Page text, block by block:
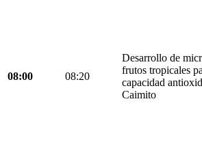
08:00 08:20
Desarrollo de
frutos tropicales
capacidad
Caimito